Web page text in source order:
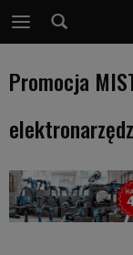
Promocja